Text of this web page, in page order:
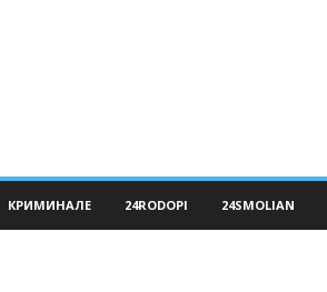
КРИМИНАЛЕ 24RODOPI 24SMOLIAN